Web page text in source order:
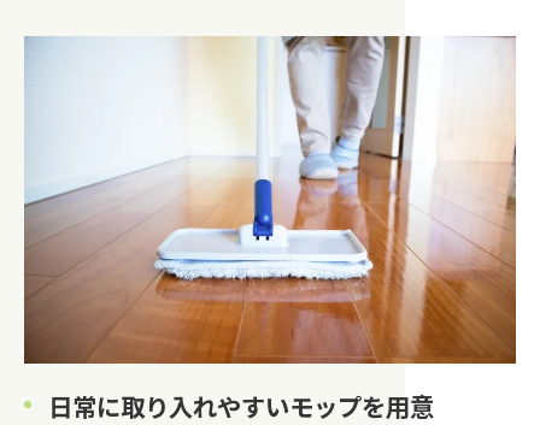
日常に取り入れやすいモップを用意